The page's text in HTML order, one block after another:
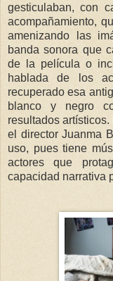
gesticulaban, con
acompañamiento,
amenizando las
banda sonora que
de la película o
hablada de los
recuperado esa
blanco y negro
resultados
el director Juanma
uso, pues tiene
actores que
capacidad narrativa